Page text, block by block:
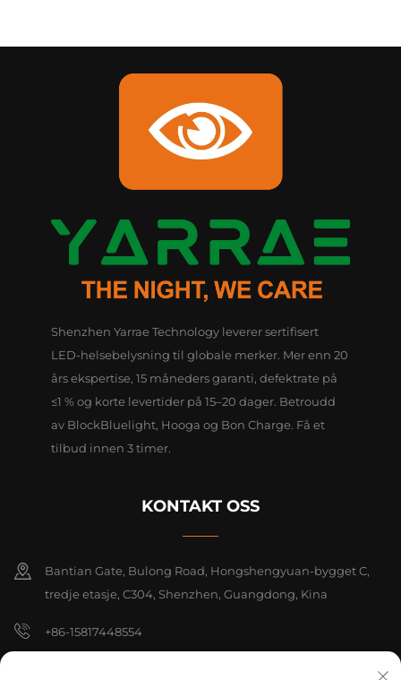
Shenzhen Yarrae Technology leverer sertifisert
LED-helsebelysning til globale merker. Mer enn 20
års ekspertise, 15 måneders garanti, defektrate på
≤1 % og korte levertider på 15–20 dager. Betroudd
av BlockBluelight, Hooga og Bon Charge. Få et
tilbud innen 3 timer.
KONTAKT OSS
Bantian Gate, Bulong Road, Hongshengyuan-bygget C,
tredje etasje, C304, Shenzhen, Guangdong, Kina
+86-15817448554